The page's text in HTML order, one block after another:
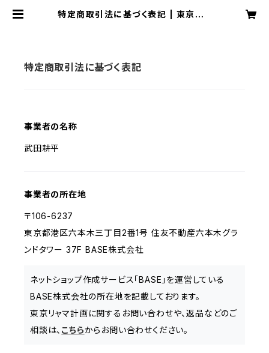
特定商取引法に基づく表記 | 東京リャ
特定商取引法に基づく表記
事業者の名称
武田耕平
事業者の所在地
〒106-6237
東京都港区六本木三丁目2番1号 住友不動産六本木グラ
ンドタワー 37F BASE株式会社
ネットショップ作成サービス「BASE」を運営している
BASE株式会社の所在地を記載しております。
東京リャマ計画に関するお問い合わせや、返品などのご
相談は、 こちらからお問い合わせください。